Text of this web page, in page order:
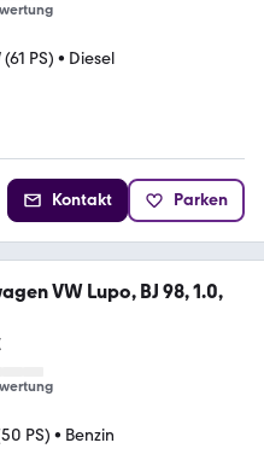
PS) • Diesel
Kontakt Parken
VW Lupo, BJ 98, 1.0,
PS) • Benzin